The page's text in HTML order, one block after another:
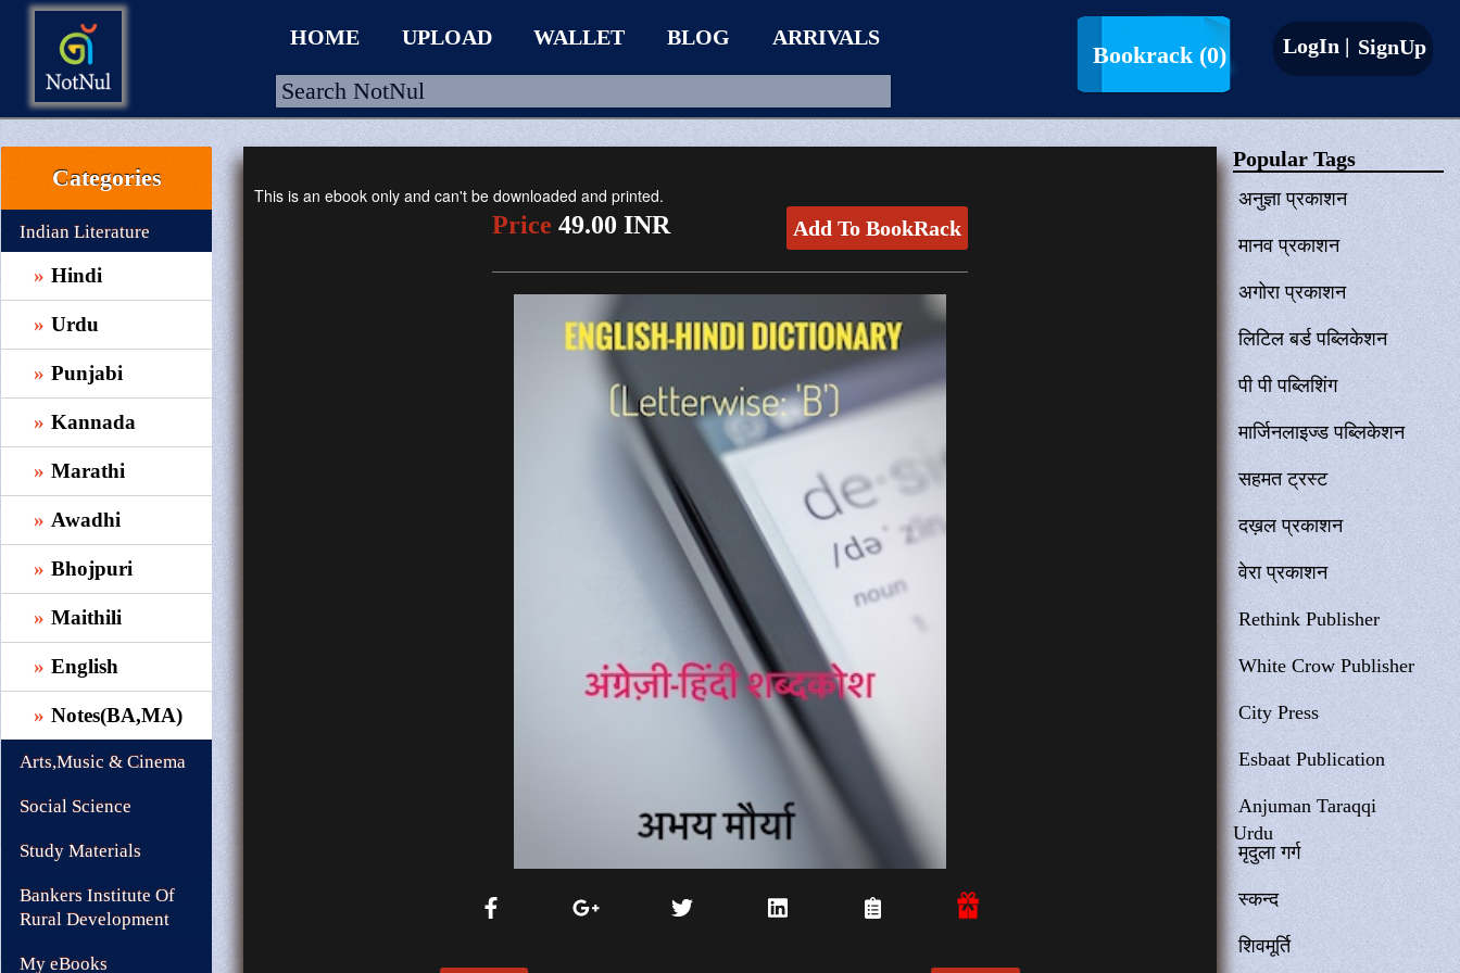
HOME
UPLOAD
WALLET
BLOG
ARRIVALS
CATEGORIES >
HOME UPLOAD WALLET BLOG ARRIVALS
Bookrack (0) LogIn | SignUp
Categories
Indian Literature
Hindi
Urdu
Punjabi
Kannada
Marathi
Awadhi
Bhojpuri
Maithili
English
Notes(BA,MA)
Arts,Music & Cinema
Social Science
Study Materials
Bankers Institute Of
Rural Development
My eBooks
This is an ebook only and can't be downloaded and printed.
Price 49.00 INR Add To BookRack
Popular Tags
अनुज्ञा प्रकाशन
मानव प्रकाशन
अगोरा प्रकाशन
लिटिल बर्ड पब्लिकेशन
पी पी पब्लिशिंग
मार्जिनलाइज्ड पब्लिकेशन
सहमत ट्रस्ट
दख़ल प्रकाशन
वेरा प्रकाशन
Rethink Publisher
White Crow Publisher
City Press
Esbaat Publication
Anjuman Taraqqi
Urdu
मृदुला गर्ग
स्कन्द
शिवमूर्ति